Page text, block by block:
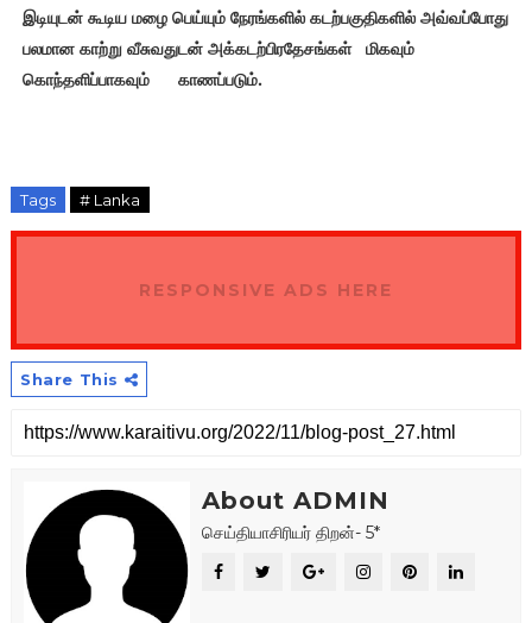
இடியுடன் கூடிய மழை பெய்யும் நேரங்களில் கடற்பகுதிகளில் அவ்வப்போது
பலமான காற்று வீசுவதுடன் அக்கடற்பிரதேசங்கள்மிகவும்
கொந்தளிப்பாகவும் காணப்படும்.
Tags # Lanka
RESPONSIVE ADS HERE
Share This
About ADMIN
செய்தியாசிரியர் திறன்- 5*